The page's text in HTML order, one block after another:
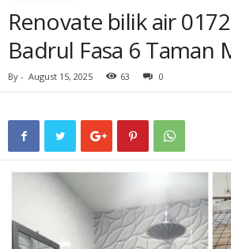
Renovate bilik air
Badrul Fasa 6 Taman
By - August 15, 2025 63 0